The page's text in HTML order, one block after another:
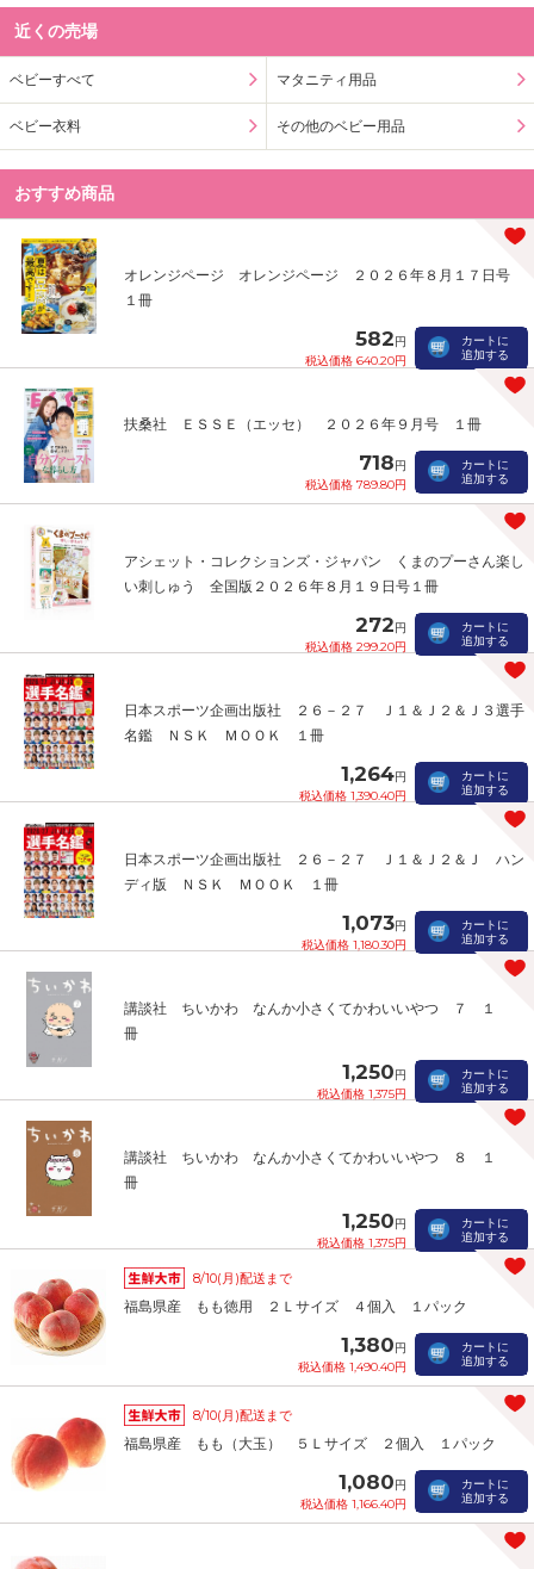
近くの売場
ベビーすべて マタニティ用品
ベビー衣料 その他のベビー用品
おすすめ商品
オレンジページ オレンジページ ２０２６年８月１７日号
１冊
582円
税込価格 640.20円
カートに
追加する
扶桑社 ＥＳＳＥ（エッセ） ２０２６年９月号 １冊
718円
税込価格 789.80円
カートに
追加する
アシェット・コレクションズ・ジャパン くまのプーさん楽し
い刺しゅう 全国版２０２６年８月１９日号１冊
272円
税込価格 299.20円
カートに
追加する
日本スポーツ企画出版社 ２６－２７ Ｊ１＆Ｊ２＆Ｊ３選手
名鑑 ＮＳＫ ＭＯＯＫ １冊
1,264円
税込価格 1,390.40円
カートに
追加する
日本スポーツ企画出版社 ２６－２７ Ｊ１＆Ｊ２＆Ｊ ハン
ディ版 ＮＳＫ ＭＯＯＫ １冊
1,073円
税込価格 1,180.30円
カートに
追加する
講談社 ちいかわ なんか小さくてかわいいやつ ７ １
冊
1,250円
税込価格 1,375円
カートに
追加する
講談社 ちいかわ なんか小さくてかわいいやつ ８ １
冊
1,250円
税込価格 1,375円
カートに
追加する
8/10(月)配送まで
福島県産 もも徳用 ２Ｌサイズ ４個入 １パック
1,380円
税込価格 1,490.40円
カートに
追加する
8/10(月)配送まで
福島県産 もも（大玉） ５Ｌサイズ ２個入 １パック
1,080円
税込価格 1,166.40円
カートに
追加する